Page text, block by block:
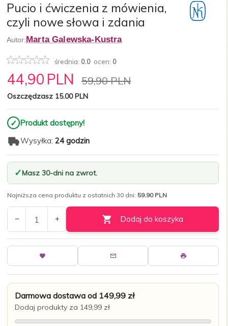
Pucio i ćwiczenia z mówienia,
czyli nowe słowa i zdania
Autor:Marta Galewska-Kustra
średnia: 0.0 ocen: 0
44,90 PLN 59,90 PLN
Oszczędzasz 15.00 PLN
✓ Produkt dostępny!
Wysyłka: 24 godzin
Masz 30-dni na zwrot.
Najniższa cena produktu z ostatnich 30 dni: 59.90 PLN
Dodaj do koszyka
Darmowa dostawa od 149,99 zł
Dodaj produkty za 149,99 zł